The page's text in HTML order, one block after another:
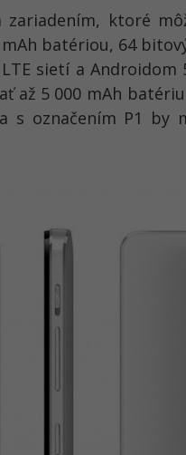
ktoré
batériou, 64
sietí a Androidom
až 5 000 mAh
s označením P1 by